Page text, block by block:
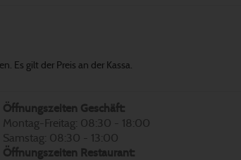
Es gilt der Preis an der Kassa.
Öffnungszeiten Geschäft:
Montag-Freitag: 08:30 - 18:00
Samstag: 08:30 - 13:00
Öffnungszeiten Restaurant: